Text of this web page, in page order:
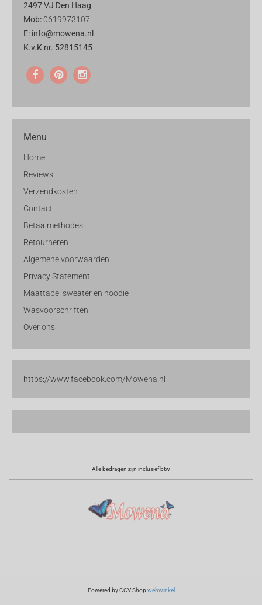
2497 VJ Den Haag
Mob: 0619973107
E: info@mowena.nl
K.v.K nr. 52815145
Menu
Home
Reviews
Verzendkosten
Contact
Betaalmethodes
Retourneren
Algemene voorwaarden
Privacy Statement
Maattabel sweater en hoodie
Wasvoorschriften
Over ons
https://www.facebook.com/Mowena.nl
Alle bedragen zijn inclusief btw
Powered by CCV Shop webwinkel